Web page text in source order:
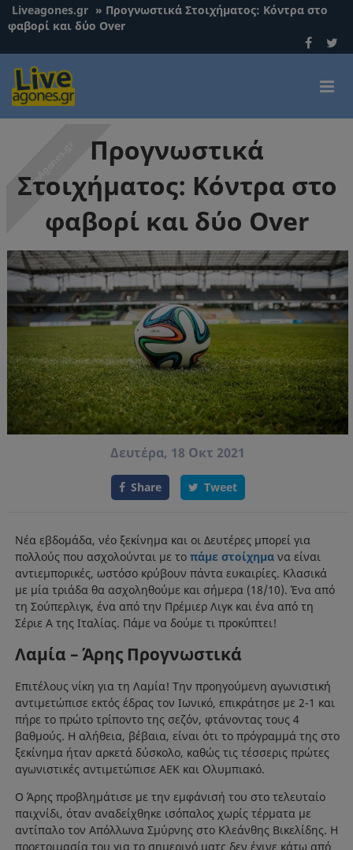
Liveagones.gr » Προγνωστικά Στοιχήματος: Κόντρα στο
φαβορί και δύο Over
Προγνωστικά
Στοιχήματος: Κόντρα στο
φαβορί και δύο Over
Δευτέρα, 18 Οκτ 2021
Share Tweet
Νέα εβδομάδα, νέο ξεκίνημα και οι Δευτέρες μπορεί για
πολλούς που ασχολούνται με το πάμε στοίχημα να είναι
αντιεμπορικές, ωστόσο κρύβουν πάντα ευκαιρίες. Κλασικά
με μία τριάδα θα ασχοληθούμε και σήμερα (18/10). Ένα από
τη Σούπερλιγκ, ένα από την Πρέμιερ Λιγκ και ένα από τη
Σέριε Α της Ιταλίας. Πάμε να δούμε τι προκύπτει!
Λαμία – Άρης Προγνωστικά
Επιτέλους νίκη για τη Λαμία! Την προηγούμενη αγωνιστική
αντιμετώπισε εκτός έδρας τον Ιωνικό, επικράτησε με 2-1 και
πήρε το πρώτο τρίποντο της σεζόν, φτάνοντας τους 4
βαθμούς. Η αλήθεια, βέβαια, είναι ότι το πρόγραμμά της στο
ξεκίνημα ήταν αρκετά δύσκολο, καθώς τις τέσσερις πρώτες
αγωνιστικές αντιμετώπισε ΑΕΚ και Ολυμπιακό.
Ο Άρης προβλημάτισε με την εμφάνισή του στο τελευταίο
παιχνίδι, όταν αναδείχθηκε ισόπαλος χωρίς τέρματα με
αντίπαλο τον Απόλλωνα Σμύρνης στο Κλεάνθης Βικελίδης. Η
προετοιμασία του για το σημερινό ματς δεν έγινε κάτω από